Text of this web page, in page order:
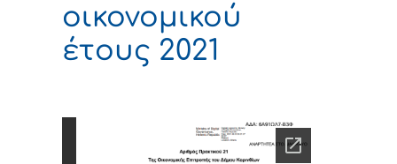
οικονομικού
έτους 2021